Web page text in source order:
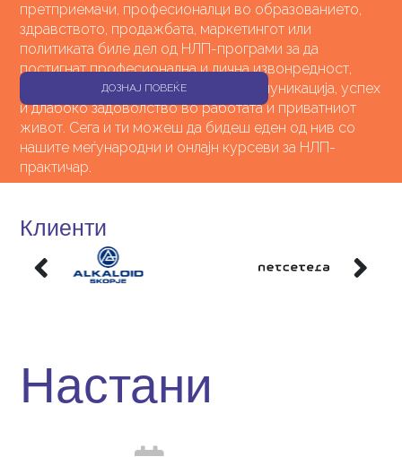
претприемачи, професионалци во образованието,
здравството, продажбата, маркетингот или
политиката биле дел од НЛП-програми за да
постигнат професионална и лична извонредност,
самодоверба, повисоко ниво на комуникација, успех
и длабоко задоволство во работата и приватниот
живот. Сега и ти можеш да бидеш еден од нив со
нашите меѓународни и онлајн курсеви за НЛП-
практичар.
ДОЗНАЈ ПОВЕЌЕ
Клиенти
Настани